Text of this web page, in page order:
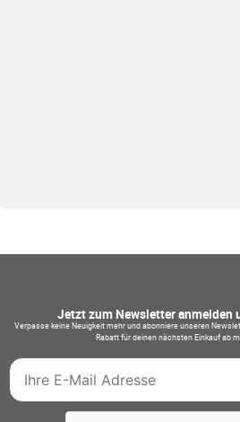
Jetzt zum Newsletter anmelden
Verpasse keine Neuigkeit mehr und abonniere unseren
Rabatt für deinen nächsten Einkauf ab